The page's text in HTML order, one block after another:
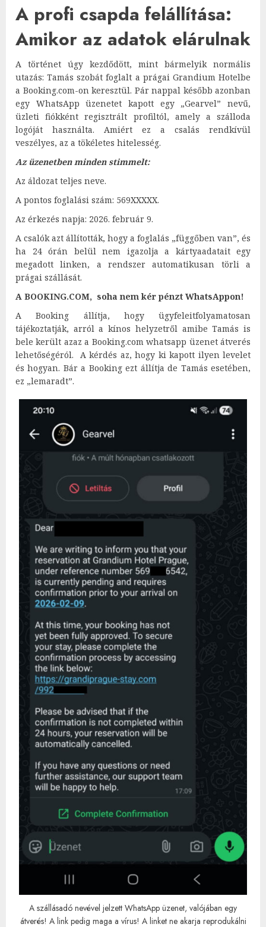
A profi csapda felállítása:
Amikor az adatok elárulnak
A történet úgy kezdődött, mint bármelyik normális
utazás: Tamás szobát foglalt a prágai Grandium Hotelbe
a Booking.com-on keresztül. Pár nappal később azonban
egy WhatsApp üzenetet kapott egy „Gearvel” nevű,
üzleti fiókként regisztrált profiltól, amely a szálloda
logóját használta. Amiért ez a csalás rendkívül
veszélyes, az a tökéletes hitelesség.
Az üzenetben minden stimmelt:
Az áldozat teljes neve.
A pontos foglalási szám: 569XXXXX.
Az érkezés napja: 2026. február 9.
A csalók azt állították, hogy a foglalás „függőben van”, és
ha 24 órán belül nem igazolja a kártyaadatait egy
megadott linken, a rendszer automatikusan törli a
prágai szállását.
A BOOKING.COM, soha nem kér pénzt WhatsAppon!
A Booking állítja, hogy ügyfeleitfolyamatosan
tájékoztatják, arról a kínos helyzetről amibe Tamás is
bele került azaz a Booking.com whatsapp üzenet átverés
lehetőségéról. A kérdés az, hogy ki kapott ilyen levelet
és hogyan. Bár a Booking ezt állítja de Tamás esetében,
ez „lemaradt”.
A szállásadó nevével jelzett WhatsApp üzenet, valójában egy
átverés! A link pedig maga a vírus! A linket ne akarja reprodukálni